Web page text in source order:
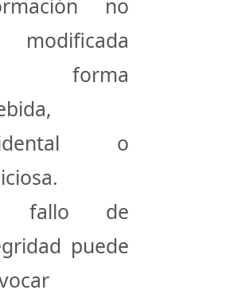
no
modificada
forma
o
fallo de
puede